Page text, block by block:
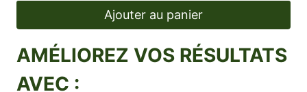
Ajouter au panier
AMÉLIOREZ VOS RÉSULTATS
AVEC :